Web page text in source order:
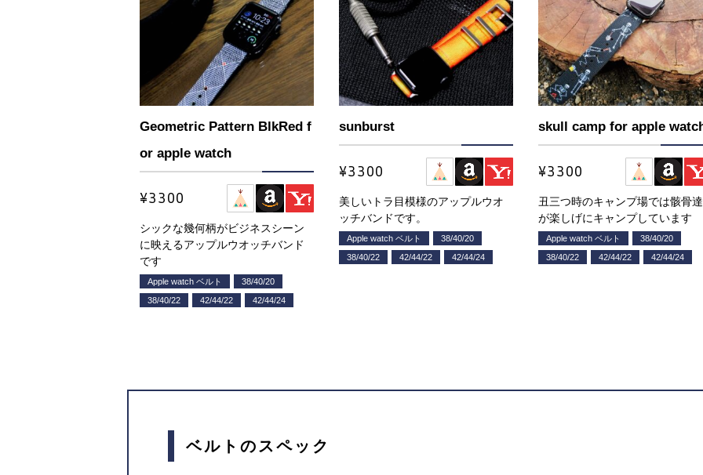
Geometric Pattern BlkRed f
or apple watch
¥3300
シックな幾何柄がビジネスシーン
に映えるアップルウオッチバンド
です
Apple watch ベルト
38/40/20
38/40/22
42/44/22 42/44/24
sunburst
¥3300
美しいトラ目模様のアップルウオ
ッチバンドです。
Apple watch ベルト
38/40/20
38/40/22
42/44/22 42/44/24
skull camp for apple
¥3300
丑三つ時のキャンプ場では骸骨達
が楽しげにキャンプしています
Apple watch ベルト
38/40/20
38/40/22
42/44/22 42/44/24
ベルトのスペック